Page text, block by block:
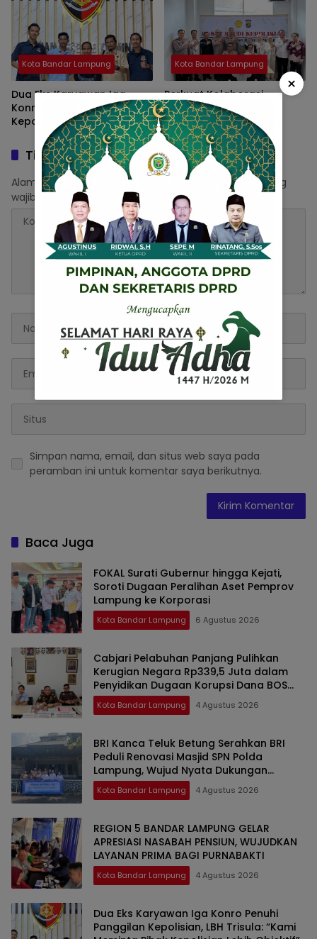
Sarana Ibadah
Kota Bandar Lampung
Dua Eks Karyawan Iga
Konro Penuhi Panggilan
Kepolisian, LBH Trisula:
“Kami Meminta Pihak
Kepolisian Lebih Objektif”
Kota Bandar Lampung
Perkuat Kolaborasi
Kampus dan Polri,
Universitas Saburai
Luncurkan Pusat Studi
Kepolisian
Tinggalkan Balasan
Alamat email Anda tidak akan dipublikasikan. Ruas yang
wajib ditandai*
Simpan nama, email, dan situs web saya pada
peramban ini untuk komentar saya berikutnya.
Baca Juga
FOKAL Surati Gubernur hingga Kejati,
Soroti Dugaan Peralihan Aset Pemprov
Lampung ke Korporasi
Kota Bandar Lampung 6 Agustus 2026
Cabjari Pelabuhan Panjang Pulihkan
Kerugian Negara Rp339,5 Juta dalam
Penyidikan Dugaan Korupsi Dana BOS
SDN 1 Telukbetung Selatan
Kota Bandar Lampung 4 Agustus 2026
BRI Kanca Teluk Betung Serahkan BRI
Peduli Renovasi Masjid SPN Polda
Lampung, Wujud Nyata Dukungan
terhadap Sarana Ibadah
Kota Bandar Lampung 4 Agustus 2026
REGION 5 BANDAR LAMPUNG GELAR
APRESIASI NASABAH PENSIUN, WUJUDKAN
LAYANAN PRIMA BAGI PURNABAKTI
Kota Bandar Lampung 4 Agustus 2026
Dua Eks Karyawan Iga Konro Penuhi
Panggilan Kepolisian, LBH Trisula: “Kami
×